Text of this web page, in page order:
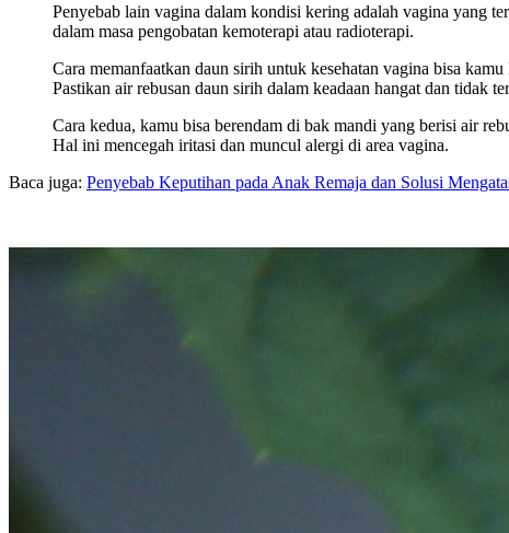
Penyebab lain vagina dalam kondisi kering adalah vagina yang
dalam masa pengobatan kemoterapi atau radioterapi.
Cara memanfaatkan daun sirih untuk kesehatan vagina bisa
Pastikan air rebusan daun sirih dalam keadaan hangat dan tidak
Cara kedua, kamu bisa berendam di bak mandi yang berisi air
Hal ini mencegah iritasi dan muncul alergi di area vagina.
Baca juga: Penyebab Keputihan pada Anak Remaja dan Solusi